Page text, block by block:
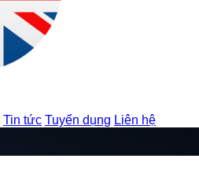
Tin tức Tuyển dụng Liên hệ